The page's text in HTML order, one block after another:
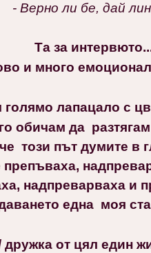
- Верно ли бе, дай
Та за
и много
лапацало с
обичам да
този път думите в
надпреварваха и
една моя
дружка от цял един